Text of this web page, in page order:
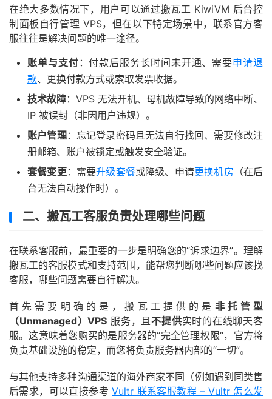
在绝大多数情况下，用户可以通过搬瓦工 KiwiVM 后台控
制面板自行管理 VPS，但在以下特定场景中，联系官方客
服往往是解决问题的唯一途径。
账单与支付 ：付款后服务长时间未开通、需要申请退
款、更换付款方式或索取发票收据。
技术故障：VPS 无法开机、母机故障导致的网络中断、
IP 被误封（非因用户违规）。
账户管理：忘记登录密码且无法自行找回、需要修改注
册邮箱、账户被锁定或触发安全验证。
套餐变更：需要升级套餐或降级、申请更换机房 （在后
台无法自动操作时）。
二、搬瓦工客服负责处理哪些问题
在联系客服前，最重要的一步是明确您的“诉求边界”。理解
搬瓦工的客服模式和支持范围，能帮您判断哪些问题应该找
客服，哪些问题需要自行解决。
首先需要明确的是，搬瓦工提供的是 非托管型
（Unmanaged）VPS 服务，且不提供实时的在线聊天客
服。这意味着您购买的是服务器的“完全管理权限”，官方将
负责基础设施的稳定，而您将负责服务器内部的“一切”。
与其他支持多种沟通渠道的海外商家不同（例如遇到同类售
后需求，可以直接参考Vultr 联系客服教程 – Vultr 怎么发